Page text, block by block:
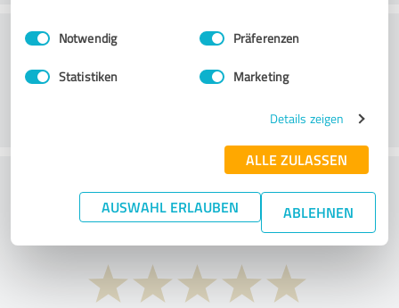
Impressum Datenschutzbestimmungen
Einwilligungsauswahl
Notwendig Präferenzen
Statistiken Marketing
Details zeigen
ALLE ZULASSEN
AUSWAHL ERLAUBEN ABLEHNEN
Hizmet
Maliyet/fayda oranı hakkında ne
düşünüyorsunuz?